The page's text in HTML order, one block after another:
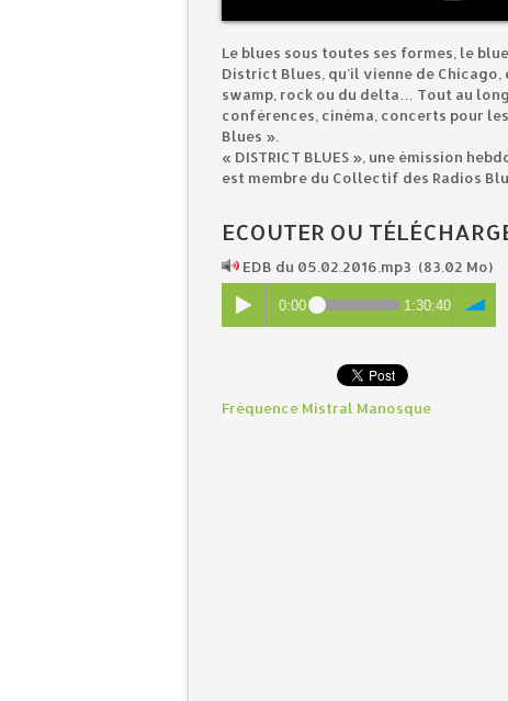
Le blues sous toutes ses formes, le
District Blues, qu’il vienne de
swamp, rock ou du delta… Tout au
conférences, cinéma, concerts pour
Blues ».
« DISTRICT BLUES », une émission
est membre du Collectif des Radios
ECOUTER OU
EDB du 05.02.2016.mp3 (83.02 Mo)
0:00 1:30:40
Fréquence Mistral Manosque